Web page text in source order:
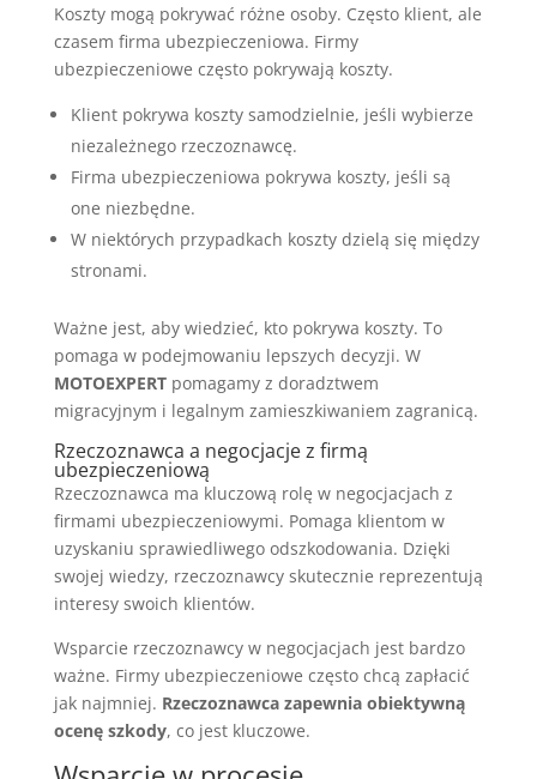
Koszty mogą pokrywać różne osoby. Często klient, ale
czasem firma ubezpieczeniowa. Firmy
ubezpieczeniowe często pokrywają koszty.
Klient pokrywa koszty samodzielnie, jeśli wybierze
niezależnego rzeczoznawcę.
Firma ubezpieczeniowa pokrywa koszty, jeśli są
one niezbędne.
W niektórych przypadkach koszty dzielą się między
stronami.
Ważne jest, aby wiedzieć, kto pokrywa koszty. To
pomaga w podejmowaniu lepszych decyzji. W
MOTOEXPERTpomagamy z doradztwem
migracyjnym i legalnym zamieszkiwaniem zagranicą.
Rzeczoznawca a negocjacje z firmą
ubezpieczeniową
Rzeczoznawca ma kluczową rolę w negocjacjach z
firmami ubezpieczeniowymi. Pomaga klientom w
uzyskaniu sprawiedliwego odszkodowania. Dzięki
swojej wiedzy, rzeczoznawcy skutecznie reprezentują
interesy swoich klientów.
Wsparcie rzeczoznawcy w negocjacjach jest bardzo
ważne. Firmy ubezpieczeniowe często chcą zapłacić
jak najmniej. Rzeczoznawca zapewnia obiektywną
ocenę szkody, co jest kluczowe.